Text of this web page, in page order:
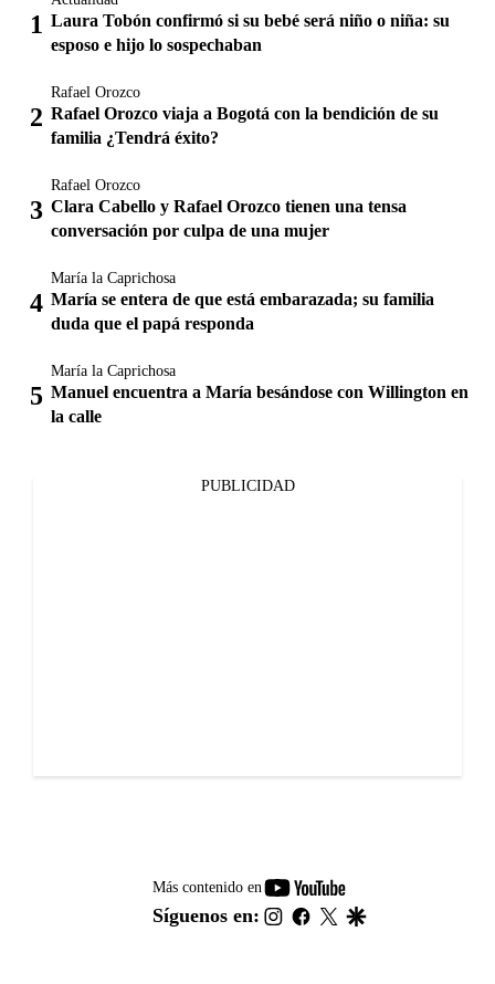
Laura Tobón confirmó si su bebé será niño o niña: su
esposo e hijo lo sospechaban
Rafael Orozco
Rafael Orozco viaja a Bogotá con la bendición de su
familia ¿Tendrá éxito?
Rafael Orozco
Clara Cabello y Rafael Orozco tienen una tensa
conversación por culpa de una mujer
María la Caprichosa
María se entera de que está embarazada; su familia
duda que el papá responda
María la Caprichosa
Manuel encuentra a María besándose con Willington en
la calle
PUBLICIDAD
Más contenido en
youtube-
footer
Síguenos en: instagram
facebook
twitter